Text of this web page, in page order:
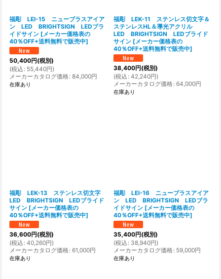
福彫 LEI-15 ニューブラスアイア
ン LED BRIGHTSIGN LEDブラ
イドサイン [ メーカー価格表の
40％OFF+送料無料で販売中]
50,400円(税別)
(税込 : 55,440円)
メーカーカタログ価格: 84,000円
在庫あり
福彫 LEK-11 ステンレス切文字＆
ステンレスHL＆導光アクリル
LED BRIGHTSIGN LEDブライド
サイン [ メーカー価格表の
40％OFF+送料無料で販売中]
38,400円(税別)
(税込 : 42,240円)
メーカーカタログ価格: 64,000円
在庫あり
福彫 LEK-13 ステンレス切文字
LED BRIGHTSIGN LEDブライド
サイン [メーカー価格表の
40％OFF+送料無料で販売中]
36,600円(税別)
(税込 : 40,260円)
メーカーカタログ価格: 61,000円
在庫あり
福彫 LEI-16 ニューブラスアイア
ン LED BRIGHTSIGN LEDブラ
イドサイン [メーカー価格表の
40％OFF+送料無料で販売中]
35,400円(税別)
(税込 : 38,940円)
メーカーカタログ価格: 59,000円
在庫あり